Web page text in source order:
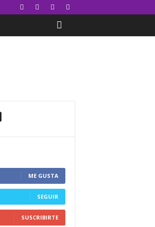
ME GUSTA
SEGUIR
SUSCRIBIRTE